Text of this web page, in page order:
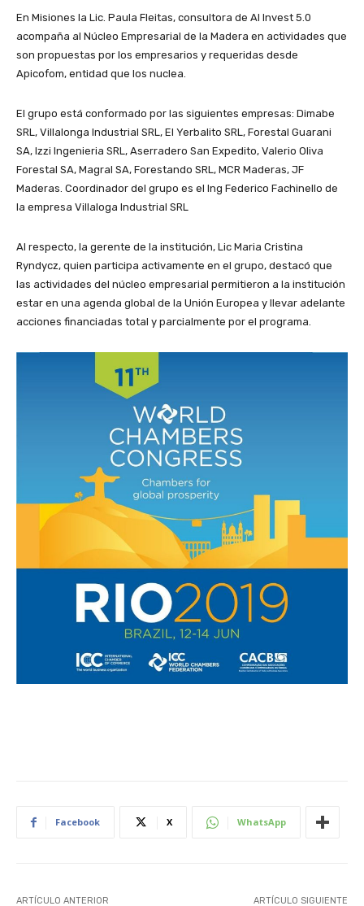
En Misiones la Lic. Paula Fleitas, consultora de Al Invest 5.0
acompaña al Núcleo Empresarial de la Madera en actividades que
son propuestas por los empresarios y requeridas desde
Apicofom, entidad que los nuclea.
El grupo está conformado por las siguientes empresas: Dimabe
SRL, Villalonga Industrial SRL, El Yerbalito SRL, Forestal Guarani
SA, Izzi Ingenieria SRL, Aserradero San Expedito, Valerio Oliva
Forestal SA, Magral SA, Forestando SRL, MCR Maderas, JF
Maderas. Coordinador del grupo es el Ing Federico Fachinello de
la empresa Villaloga Industrial SRL
Al respecto, la gerente de la institución, Lic Maria Cristina
Ryndycz, quien participa activamente en el grupo, destacó que
las actividades del núcleo empresarial permitieron a la institución
estar en una agenda global de la Unión Europea y llevar adelante
acciones financiadas total y parcialmente por el programa.
Facebook X WhatsApp
ARTÍCULO ANTERIOR ARTÍCULO SIGUIENTE